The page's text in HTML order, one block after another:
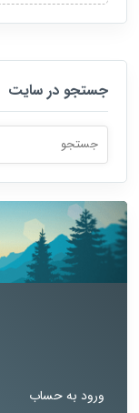
جستجو در سایت
ورود به حساب